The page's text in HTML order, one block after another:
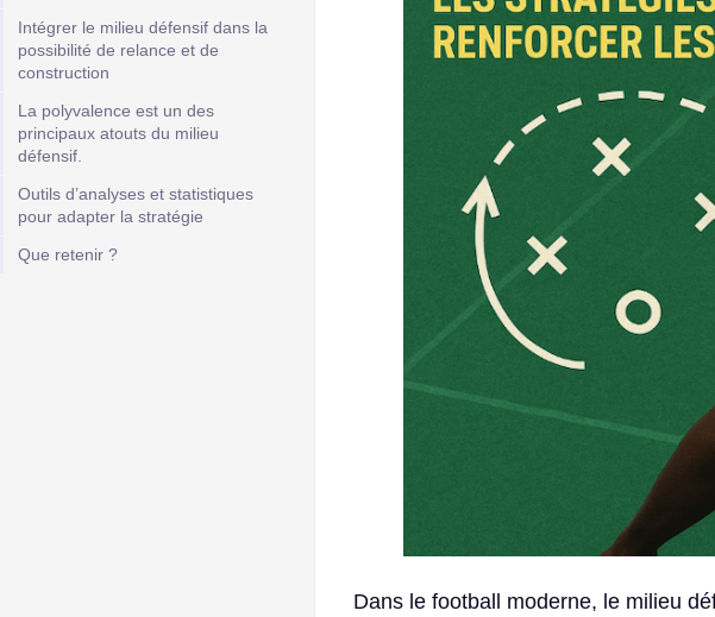
Intégrer le milieu défensif dans la
possibilité de relance et de
construction
La polyvalence est un des
principaux atouts du milieu
défensif.
Outils d’analyses et statistiques
pour adapter la stratégie
Que retenir ?
Dans le football moderne, le milieu